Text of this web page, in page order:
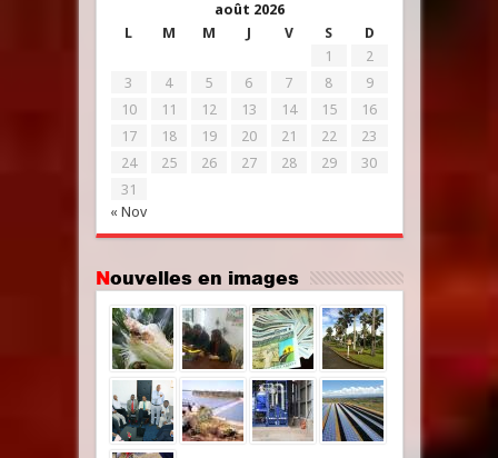
août 2026
L
M M J V S D
« Nov
1
2
3
4 5 6 7 8
9
10
11 12 13 14 15
16
17
18 19 20 21 22
23
24
25 26 27 28 29
30
31
Nouvelles en images